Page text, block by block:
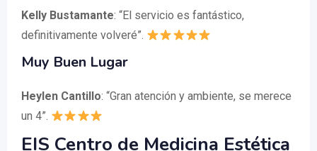
Kelly Bustamante: “El servicio es fantástico,
definitivamente volveré”.
Muy Buen Lugar
Heylen Cantillo: “Gran atención y ambiente, se merece
un 4”.
EIS Centro de Medicina Estética